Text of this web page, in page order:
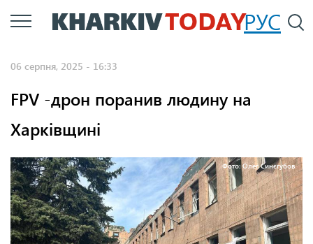
Перейти
до
РУС
06 серпня, 2025 - 16:33
FPV -дрон поранив людину на
Харківщині
Фото: Олег Синєгубов